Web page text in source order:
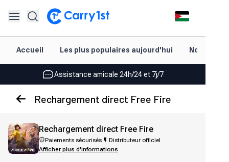
Accueil Les plus populaires aujourd'hui
Rechargement et livraison instantanés
Assistance amicale 24h/24 et 7j/7
Noté 4,45 sur Google Play et l'App Store
Rechargement et livraison instantanés
Assistance amicale 24h/24 et 7j/7
Rechargement direct Free Fire
Rechargement direct Free Fire
Paiements sécurisés
Distributeur officiel
Afficher plus d'informations